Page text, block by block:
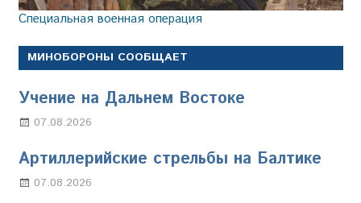
Специальная военная операция
МИНОБОРОНЫ СООБЩАЕТ
Учение на Дальнем Востоке
07.08.2026
Артиллерийские стрельбы на Балтике
07.08.2026